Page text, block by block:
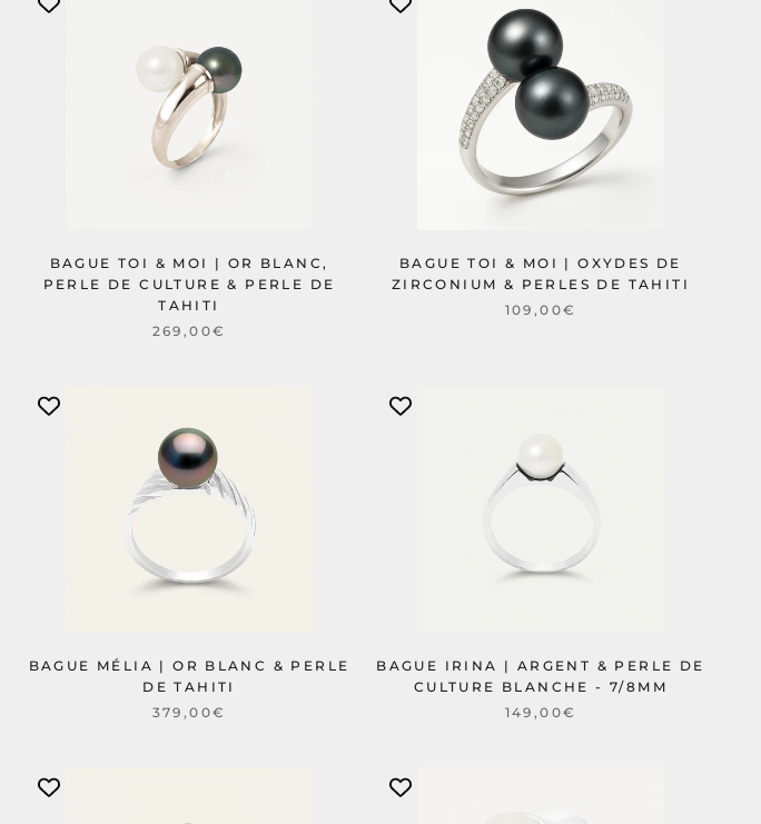
BAGUE TOI & MOI | OR BLANC,
PERLE DE CULTURE & PERLE DE
TAHITI
269,00€
BAGUE TOI & MOI | OXYDES DE
ZIRCONIUM & PERLES DE TAHITI
109,00€
BAGUE MÉLIA | OR BLANC & PERLE
DE TAHITI
379,00€
BAGUE IRINA | ARGENT & PERLE DE
CULTURE BLANCHE - 7/8MM
149,00€